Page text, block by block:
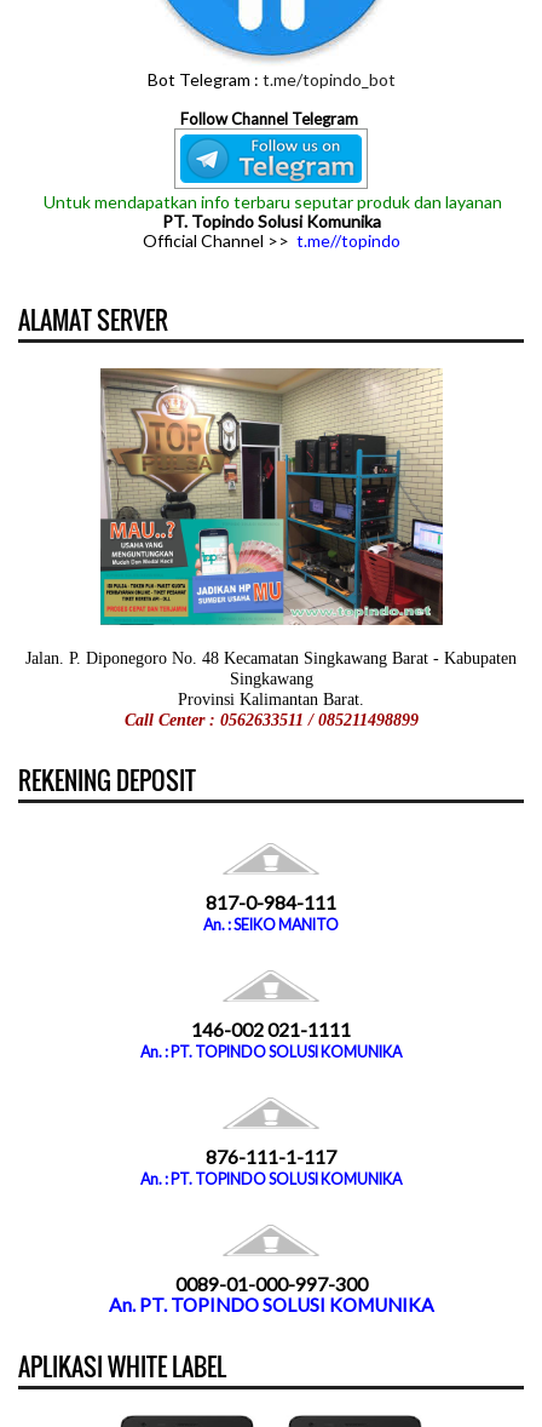
Bot Telegram : t.me/topindo_bot
Follow Channel Telegram
Untuk mendapatkan info terbaru seputar produk dan layanan
PT. Topindo Solusi Komunika
Official Channel >> t.me//topindo
ALAMAT SERVER
Jalan. P. Diponegoro No. 48 Kecamatan Singkawang Barat - Kabupaten
Singkawang
Provinsi Kalimantan Barat.
Call Center : 0562633511 / 085211498899
REKENING DEPOSIT
817-0-984-111
An. : SEIKO MANITO
146-002 021-1111
An. : PT. TOPINDO SOLUSI KOMUNIKA
876-111-1-117
An. : PT. TOPINDO SOLUSI KOMUNIKA
0089-01-000-997-300
An. PT. TOPINDO SOLUSI KOMUNIKA
APLIKASI WHITE LABEL